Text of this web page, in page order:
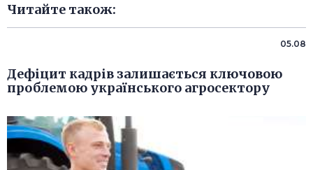
Читайте також:
05.08
Дефіцит кадрів залишається ключовою
проблемою українського агросектору